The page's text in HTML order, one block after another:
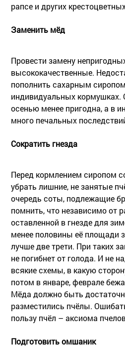
рапсе и других
Заменить мёд
Провести замену
высококачественные.
пополнить сахарным
индивидуальных
осенью менее пригодна, а в
много печальных
Сократить гнезда
Перед кормлением сиропом
убрать лишние, не занятые
очередь соты, подлежащие
помнить, что независимо от
оставленной в гнезде для
менее половины её площади
лучше две трети. При таких
не погибнет от голода. И не
всякие схемы, в какую
потом в январе, феврале
Мёда должно быть
разместились пчёлы.
пользу пчёл – аксиома
Подготовить омшаник